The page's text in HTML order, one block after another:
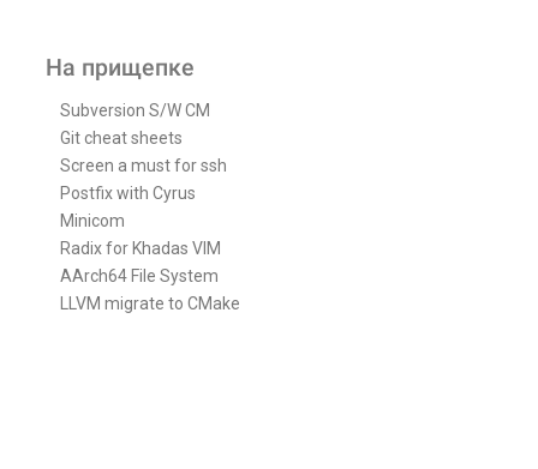
На прищепке
Subversion S/W CM
Git cheat sheets
Screen a must for ssh
Postfix with Cyrus
Minicom
Radix for Khadas VIM
AArch64 File System
LLVM migrate to CMake